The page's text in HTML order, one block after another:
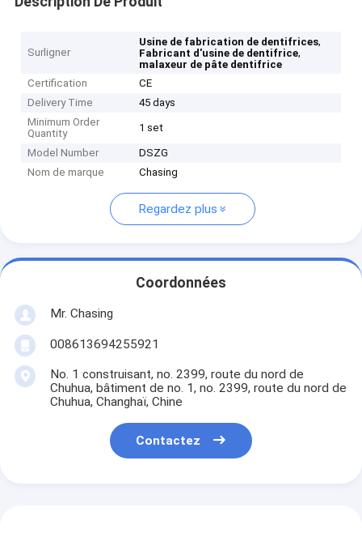
Surligner
Usine de fabrication de dentifrices,
Fabricant d'usine de dentifrice,
malaxeur de pâte dentifrice
Certification
CE
Delivery Time
45 days
Minimum Order
Quantity
1 set
Model Number
DSZG
Nom de marque
Chasing
Regardez plus
Coordonnées
Mr. Chasing
008613694255921
No. 1 construisant, no. 2399, route du nord de
Chuhua, bâtiment de no. 1, no. 2399, route du nord de
Chuhua, Changhaï, Chine
Contactez